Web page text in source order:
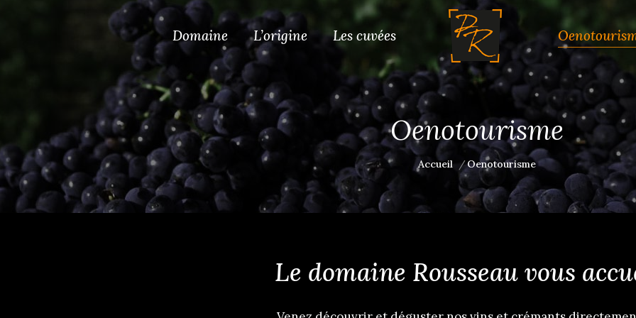
Domaine L’origine Les cuvées
Oenotourisme
Vous êtes ici :
Accueil Oenotourisme
Le domaine Rousseau vous